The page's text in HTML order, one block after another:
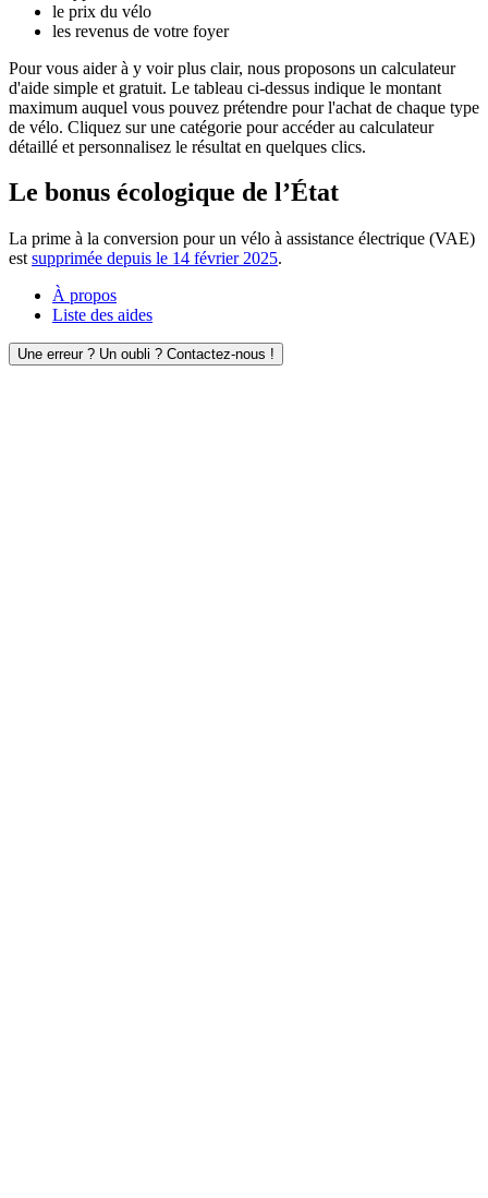
le prix du vélo
les revenus de votre foyer
Pour vous aider à y voir plus clair, nous proposons un calculateur
d'aide simple et gratuit. Le tableau ci-dessus indique le montant
maximum auquel vous pouvez prétendre pour l'achat de chaque type
de vélo. Cliquez sur une catégorie pour accéder au calculateur
détaillé et personnalisez le résultat en quelques clics.
Le bonus écologique de l’État
La prime à la conversion pour un vélo à assistance électrique (VAE)
est supprimée depuis le 14 février 2025.
À propos
Liste des aides
Une erreur ? Un oubli ? Contactez-nous !